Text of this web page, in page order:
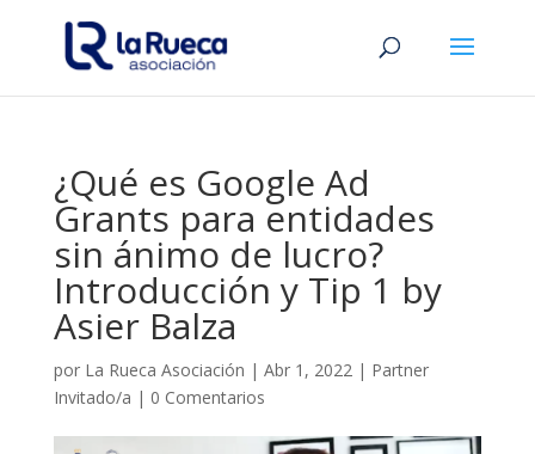
¿Qué es Google Ad
Grants para entidades
sin ánimo de lucro?
Introducción y Tip 1 by
Asier Balza
por La Rueca Asociación | Abr 1, 2022| Partner
Invitado/a | 0 Comentarios